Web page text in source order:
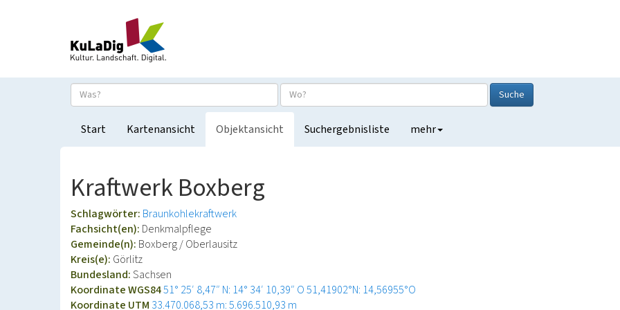
Suche
Start Kartenansicht Objektansicht Suchergebnisliste mehr
Kraftwerk Boxberg
Schlagwörter: Braunkohlekraftwerk
Fachsicht(en): Denkmalpflege
Gemeinde(n): Boxberg / Oberlausitz
Kreis(e): Görlitz
Bundesland:Sachsen
Koordinate WGS8451° 25′ 8,47″ N: 14° 34′ 10,39″ O51,41902°N: 14,56955°O
Koordinate UTM 33.470.068,53 m: 5.696.510,93 m